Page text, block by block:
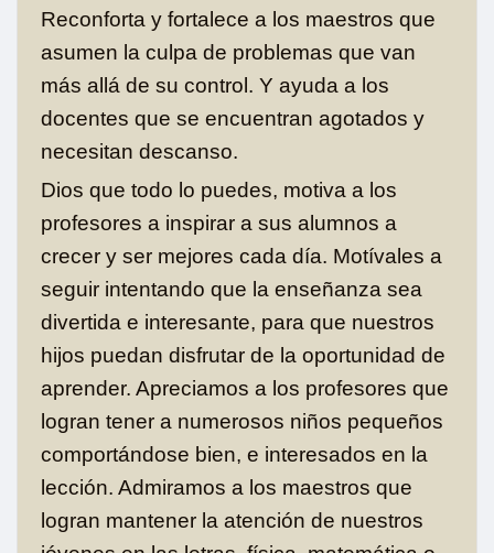
Reconforta y fortalece a los maestros que
asumen la culpa de problemas que van
más allá de su control. Y ayuda a los
docentes que se encuentran agotados y
necesitan descanso.
Dios que todo lo puedes, motiva a los
profesores a inspirar a sus alumnos a
crecer y ser mejores cada día. Motívales a
seguir intentando que la enseñanza sea
divertida e interesante, para que nuestros
hijos puedan disfrutar de la oportunidad de
aprender. Apreciamos a los profesores que
logran tener a numerosos niños pequeños
comportándose bien, e interesados en la
lección. Admiramos a los maestros que
logran mantener la atención de nuestros